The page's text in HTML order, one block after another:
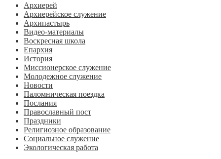
Архиерей
Архиерейское служение
Архипастырь
Видео-материалы
Воскресная школа
Епархия
История
Миссионерское служение
Молодежное служение
Новости
Паломническая поездка
Послания
Православный пост
Праздники
Религиозное образование
Социальное служение
Экологическая работа